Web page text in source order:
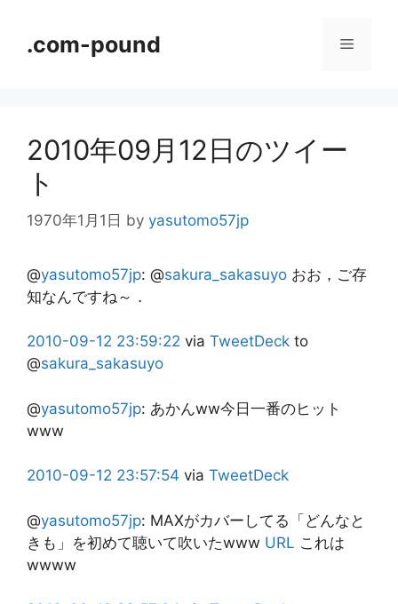
.com-pound メ
2010年09月12日のツイー
ト
1970年1月1日 by yasutomo57jp
@yasutomo57jp: @sakura_sakasuyo おお，ご存
知なんですね～．
2010-09-12 23:59:22 via TweetDeck to
@sakura_sakasuyo
@yasutomo57jp: あかんww今日一番のヒット
www
2010-09-12 23:57:54 via TweetDeck
@yasutomo57jp: MAXがカバーしてる「どんなと
きも」を初めて聴いて吹いたwww URL これは
wwww